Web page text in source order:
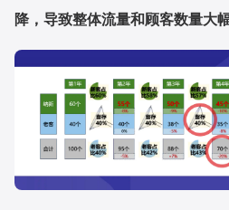
降，导致整体流量和顾客数量大幅